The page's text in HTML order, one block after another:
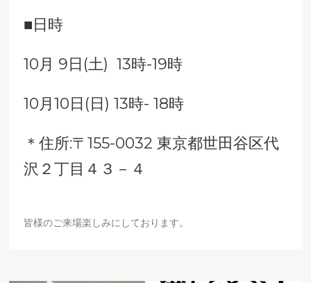
■日時
10月 9日(土) 13時-19時
10月10日(日) 13時- 18時
＊住所:〒155-0032 東京都世田谷区代
沢２丁目４３－４
皆様のご来場楽しみにしております。